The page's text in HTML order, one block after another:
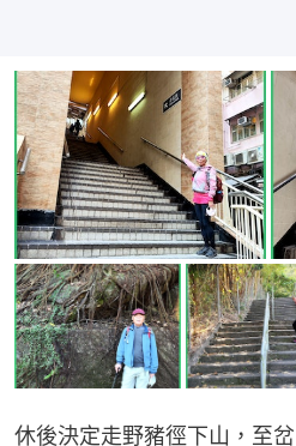
休後決定走野豬徑下山，至